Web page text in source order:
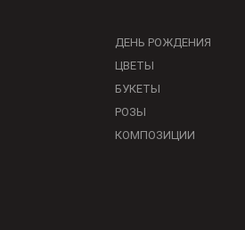
ДЕНЬ РОЖДЕНИЯ
ЦВЕТЫ
БУКЕТЫ
РОЗЫ
КОМПОЗИЦИИ